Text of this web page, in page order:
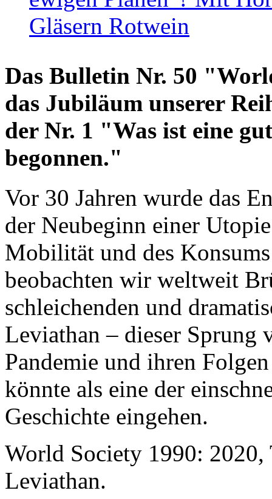
Gläsern Rotwein
Das Bulletin Nr. 50
das Jubiläum unserer
der Nr. 1 "Was ist eine
begonnen."
Vor 30 Jahren wurde das
der Neubeginn einer
Mobilität und des
beobachten wir weltweit
schleichenden und
Leviathan – dieser Sprung
Pandemie und ihren
könnte als eine der
Geschichte eingehen.
World Society 1990: 2020,
Leviathan.